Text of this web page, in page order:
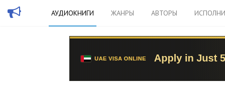
АУДИОКНИГИ ЖАНРЫ АВТОРЫ